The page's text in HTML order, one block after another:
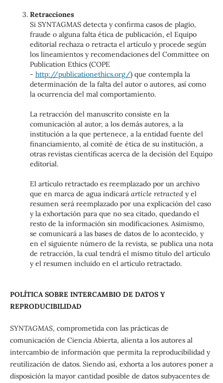
Retracciones
Si SYNTAGMAS detecta y confirma casos de plagio,
fraude o alguna falta ética de publicación, el Equipo
editorial rechaza o retracta el artículo y procede según
los lineamientos y recomendaciones del Committee on
Publication Ethics (COPE
- http://publicationethics.org/) que contempla la
determinación de la falta del autor o autores, así como
la ocurrencia del mal comportamiento.
La retracción del manuscrito consiste en la
comunicación al autor, a los demás autores, a la
institución a la que pertenece, a la entidad fuente del
financiamiento, al comité de ética de su institución, a
otras revistas científicas acerca de la decisión del Equipo
editorial.
El artículo retractado es reemplazado por un archivo
que en marca de agua indicará article retractedy el
resumen será reemplazado por una explicación del caso
y la exhortación para que no sea citado, quedando el
resto de la información sin modificaciones. Asimismo,
se comunicará a las bases de datos de lo acontecido, y
en el siguiente número de la revista, se publica una nota
de retracción, la cual tendrá el mismo título del artículo
y el resumen incluido en el artículo retractado.
POLÍTICA SOBRE INTERCAMBIO DE DATOS Y
REPRODUCIBILIDAD
SYNTAGMAS, comprometida con las prácticas de
comunicación de Ciencia Abierta, alienta a los autores al
intercambio de información que permita la reproducibilidad y
reutilización de datos. Siendo así, exhorta a los autores poner a
disposición la mayor cantidad posible de datos subyacentes de